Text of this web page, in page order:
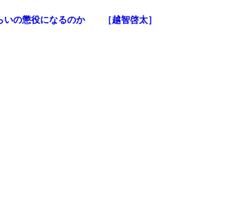
いの懲役になるのか ［越智啓太］